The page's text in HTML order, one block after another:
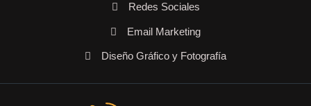
Redes Sociales
Email Marketing
Diseño Gráfico y Fotografía